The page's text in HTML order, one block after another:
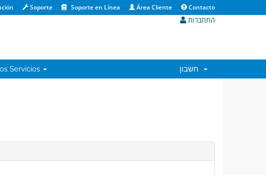
Soporte Soporte en Línea Área Cliente Contacto
התחברות
Servicios